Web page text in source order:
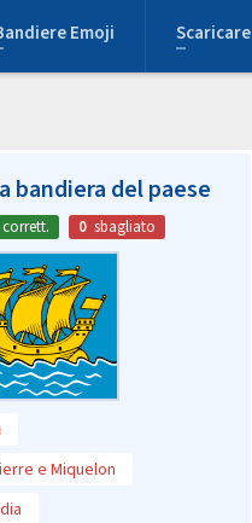
Emoji Scaricare
bandiera del paese
corrett. 0 sbagliato
e Miquelon